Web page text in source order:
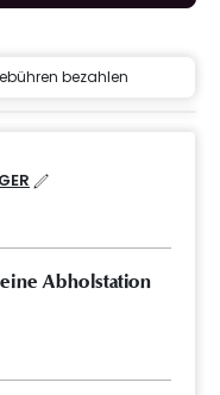
bezahlen
Abholstation